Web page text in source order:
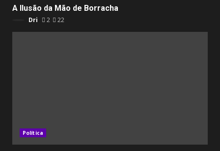
A Ilusão da Mão de Borracha
Dri 2 22
Política